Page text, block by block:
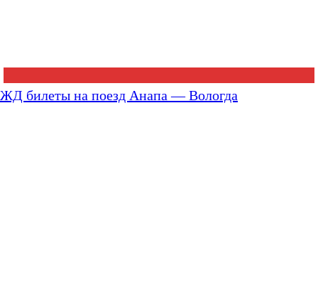
ЖД билеты на поезд Анапа — Вологда